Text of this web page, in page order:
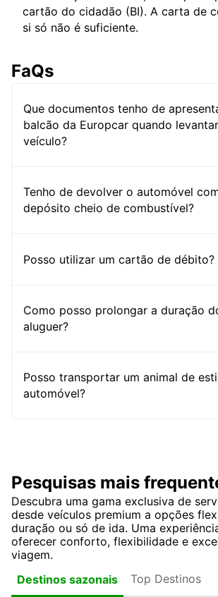
cartão do cidadão (BI). A carta de
si só não é suficiente.
FaQs
Que documentos tenho de
balcão da Europcar quando
veículo?
Tenho de devolver o automóvel
depósito cheio de combustível?
Posso utilizar um cartão de débito?
Como posso prolongar a duração
aluguer?
Posso transportar um animal de
automóvel?
Pesquisas mais
Descubra uma gama exclusiva de
desde veículos premium a opções
duração ou só de ida. Uma
oferecer conforto, flexibilidade e
viagem.
Destinos sazonais
Top Destinos